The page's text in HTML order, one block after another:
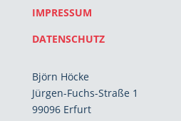
IMPRESSUM
DATENSCHUTZ
Björn Höcke
Jürgen-Fuchs-Straße 1
99096 Erfurt